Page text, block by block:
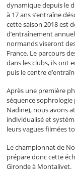
dynamique depuis le
à 17 ans s’entraîne
cette saison 2018 est
d’entraînement
normands viseront
France. Le parcours
dans les clubs, ils ont
puis le centre
Après une première
séquence
Nadine), nous avons
individualisé et
leurs vagues filmées
Le championnat de
prépare donc cette
Gironde à Montalivet.